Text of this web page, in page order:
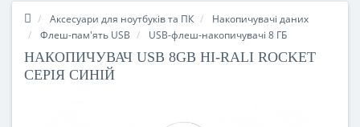
Аксесуари для ноутбуків та ПК
Накопичувачі даних
Флеш-пам'ять USB
USB-флеш-накопичувачі 8 ГБ
НАКОПИЧУВАЧ USB 8GB HI-RALI ROCKET
СЕРIЯ СИНІЙ